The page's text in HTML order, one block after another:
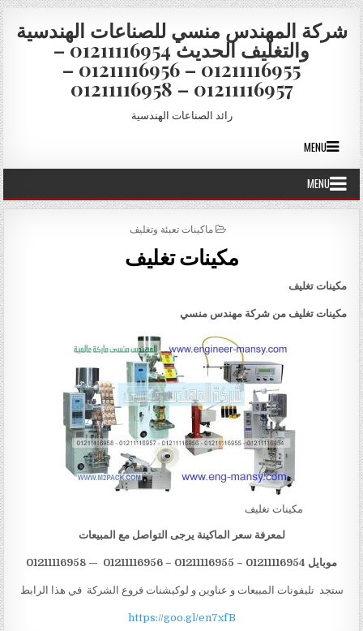
Skip to content
شركة المهندس منسي للصناعات الهندسية
والتغليف الحديث 01211116954 –
01211116955 – 01211116956 –
01211116957 – 01211116958
رائد الصناعات الهندسية
MENU
MENU
POSTED IN
ماكينات تعبئة وتغليف
مكينات تغليف
مكينات تغليف
مكينات تغليف من شركة مهندس منسي
مكينات تغليف
لمعرفة سعر الماكينة يرجى التواصل مع المبيعات
موبايل 01211116954 – 01211116955 – 01211116956 — 01211116958
ستجد تليفونات المبيعات و عناوين و لوكيشنات فروع الشركة في هذا الرابط
https://goo.gl/en7xfB